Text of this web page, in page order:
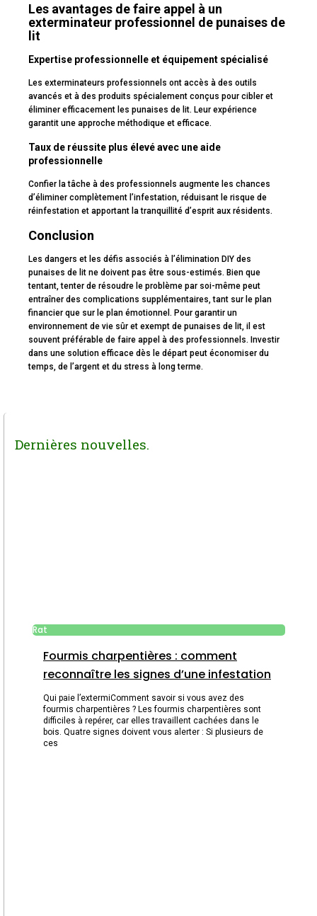
Les avantages de faire appel à un
exterminateur professionnel de punaises de
lit
Expertise professionnelle et équipement spécialisé
Les exterminateurs professionnels ont accès à des outils
avancés et à des produits spécialement conçus pour cibler et
éliminer efficacement les punaises de lit. Leur expérience
garantit une approche méthodique et efficace.
Taux de réussite plus élevé avec une aide
professionnelle
Confier la tâche à des professionnels augmente les chances
d’éliminer complètement l’infestation, réduisant le risque de
réinfestation et apportant la tranquillité d’esprit aux résidents.
Conclusion
Les dangers et les défis associés à l’élimination DIY des
punaises de lit ne doivent pas être sous-estimés. Bien que
tentant, tenter de résoudre le problème par soi-même peut
entraîner des complications supplémentaires, tant sur le plan
financier que sur le plan émotionnel. Pour garantir un
environnement de vie sûr et exempt de punaises de lit, il est
souvent préférable de faire appel à des professionnels. Investir
dans une solution efficace dès le départ peut économiser du
temps, de l’argent et du stress à long terme.
Dernières nouvelles.
Rat
Fourmis charpentières : comment
reconnaître les signes d’une infestation
Qui paie l’extermiComment savoir si vous avez des
fourmis charpentières ? Les fourmis charpentières sont
difficiles à repérer, car elles travaillent cachées dans le
bois. Quatre signes doivent vous alerter : Si plusieurs de
ces